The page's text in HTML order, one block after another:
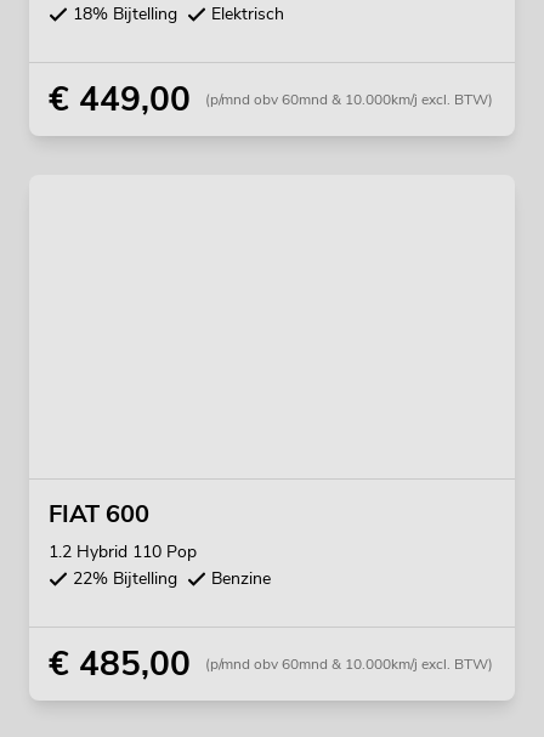
18% Bijtelling
Elektrisch
€ 449,00 (p/mnd obv 60mnd & 10.000km/j excl. BTW)
FIAT 600
1.2 Hybrid 110 Pop
22% Bijtelling
Benzine
€ 485,00 (p/mnd obv 60mnd & 10.000km/j excl. BTW)